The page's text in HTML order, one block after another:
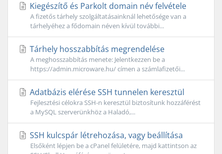
Kiegészítő és Parkolt domain név felvétele
A fizetős tárhely szolgáltatásainknál lehetősége van a
tárhelyéhez a fődomain néven kívül további...
Tárhely hosszabbítás megrendelése
A meghosszabbítás menete: Jelentkezzen be a
https://admin.microware.hu/ címen a számlafizetői...
Adatbázis elérése SSH tunnelen keresztül
Fejlesztési célokra SSH-n keresztül biztosítunk hozzáférést
a MySQL szerverünkhöz a Haladó,...
SSH kulcspár létrehozása, vagy beállítása
Elsőként lépjen be a cPanel felületére, majd kattintson az